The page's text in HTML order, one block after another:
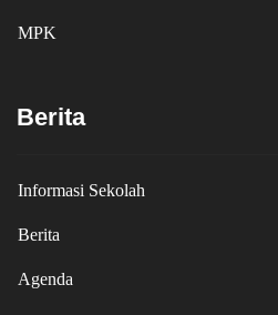
MPK
Berita
Informasi Sekolah
Berita
Agenda